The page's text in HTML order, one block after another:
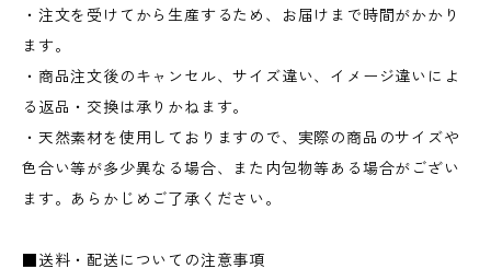
・注文を受けてから生産するため、お届けまで時間がかかり
ます。
・商品注文後のキャンセル、サイズ違い、イメージ違いによ
る返品・交換は承りかねます。
・天然素材を使用しておりますので、実際の商品のサイズや
色合い等が多少異なる場合、また内包物等ある場合がござい
ます。あらかじめご了承ください。
■送料・配送についての注意事項